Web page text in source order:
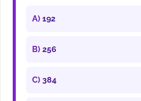
A) 192
B) 256
C) 384